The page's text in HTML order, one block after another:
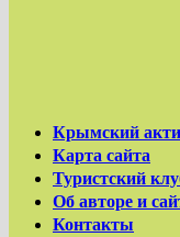
Крымский
Карта сайта
Туристский
Об авторе и
Контакты